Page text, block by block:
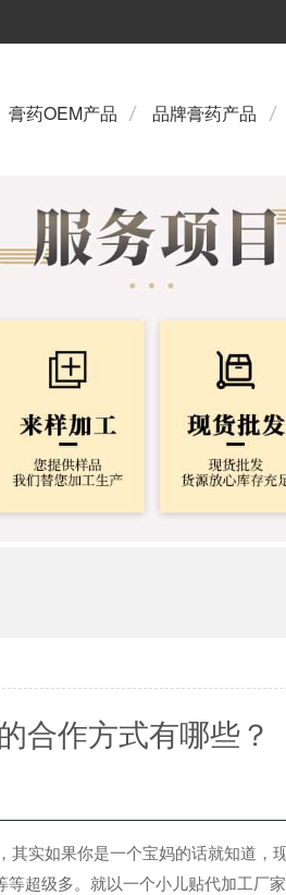
膏药OEM产品 品牌膏药产品
合作方式有哪些？
如果你是一个宝妈的话就知道，现
超级多。就以一个小儿贴代加工厂